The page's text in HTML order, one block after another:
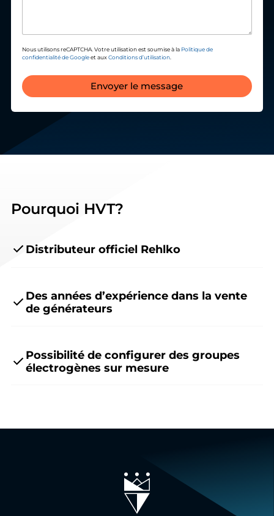
Nous utilisons reCAPTCHA. Votre utilisation est soumise à la Politique de
confidentialité de Googleet auxConditions d’utilisation.
Envoyer le message
Pourquoi HVT?
Distributeur officiel Rehlko
Des années d’expérience dans la vente
de générateurs
Possibilité de configurer des groupes
électrogènes sur mesure